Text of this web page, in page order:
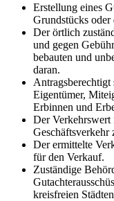
Erstellung eines
Grundstücks oder
Der örtlich
und gegen
bebauten und
daran.
Eigentümer,
Erbinnen und
Der Verkehrswert
Geschäftsverkehr
Der ermittelte
für den Verkauf.
Zuständige
kreisfreien